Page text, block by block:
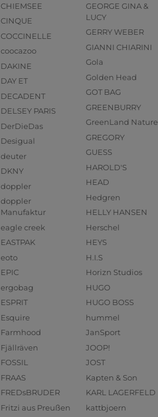
CHIEMSEE
CINQUE
COCCINELLE
coocazoo
DAKINE
DAY ET
DECADENT
DELSEY PARIS
DerDieDas
Desigual
deuter
DKNY
doppler
doppler
Manufaktur
eagle creek
EASTPAK
eoto
EPIC
ergobag
ESPRIT
Esquire
Farmhood
Fjällräven
FOSSIL
FRAAS
FREDsBRUDER
Fritzi aus Preußen
GEORGE GINA &
LUCY
GERRY WEBER
GIANNI CHIARINI
Gola
Golden Head
GOT BAG
GREENBURRY
GreenLand Nature
GREGORY
GUESS
HAROLD'S
HEAD
Hedgren
HELLY HANSEN
Herschel
HEYS
H.I.S
Horizn Studios
HUGO
HUGO BOSS
hummel
JanSport
JOOP!
JOST
Kapten & Son
KARL LAGERFELD
kattbjoern